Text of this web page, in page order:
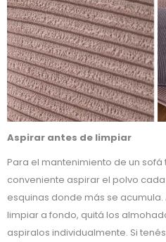
Aspirar antes de limpiar
Para el mantenimiento de un
conveniente aspirar el polvo
esquinas donde más se
limpiar a fondo, quitá los
aspiralos individualmente. Si